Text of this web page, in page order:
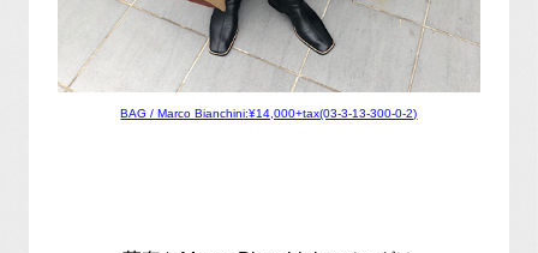
BAG / Marco Bianchini:¥14,000+tax(03-3-13-300-0-2)